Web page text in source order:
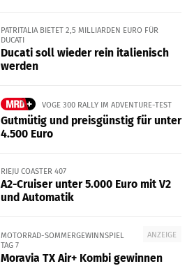
PATRITALIA BIETET 2,5 MILLIARDEN EURO FÜR
DUCATI
Ducati soll wieder rein italienisch
werden
VOGE 300 RALLY IM ADVENTURE-TEST
Gutmütig und preisgünstig für unter
4.500 Euro
RIEJU COASTER 407
A2-Cruiser unter 5.000 Euro mit V2
und Automatik
ANZEIGE
MOTORRAD-SOMMERGEWINNSPIEL
TAG 7
Moravia TX Air+ Kombi gewinnen